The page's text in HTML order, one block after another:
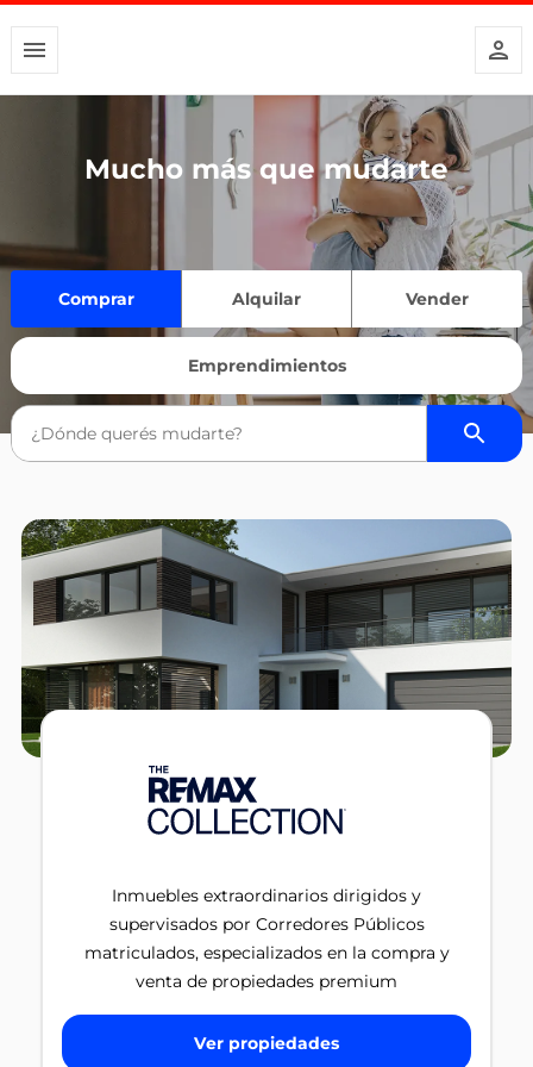
Mucho más que mudarte
Comprar Alquilar Vender
Emprendimientos
Inmuebles extraordinarios dirigidos y
supervisados por Corredores Públicos
matriculados, especializados en la compra y
venta de propiedades premium
Ver propiedades